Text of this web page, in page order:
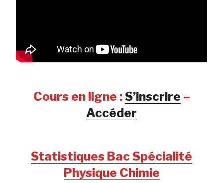
Cours en ligne :S’inscrire –
Accéder
Statistiques Bac Spécialité
Physique Chimie